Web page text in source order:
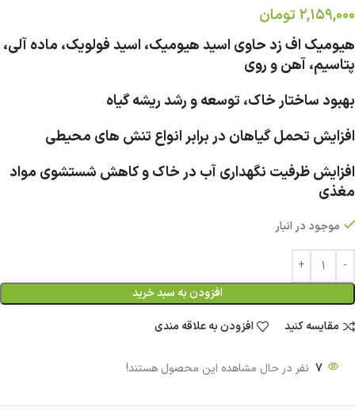
۲,۱۵۹,۰۰۰ تومان
هیومیک اف زد حاوی اسید هیومیک، اسید فولویک، ماده آلی،
پتاسیم، آهن و روی
بهبود ساختار خاک، توسعه و رشد ریشه گیاه
افزایش تحمل گیاهان در برابر انواع تنش های محیطی
افزایش ظرفیت نگهداری آب در خاک و کاهش شستشوی مواد
مغذی
موجود در انبار
افزودن به سبد خرید
مقایسه کنید
افزودن به علاقه مندی
7 نفر در حال مشاهده این محصول هستند!